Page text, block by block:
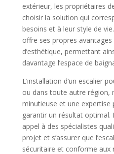
extérieur, les propriétaires
choisir la solution qui
besoins et à leur style de
offre ses propres
d’esthétique, permettant
davantage l’espace de
L’installation d’un escalier
ou dans toute autre région,
minutieuse et une expertise
garantir un résultat optimal.
appel à des spécialistes
projet et s’assurer que
sécuritaire et conforme aux